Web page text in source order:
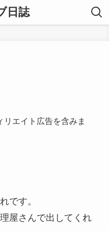
日誌
エイト広告を含みま
です。
屋さんで出してくれ